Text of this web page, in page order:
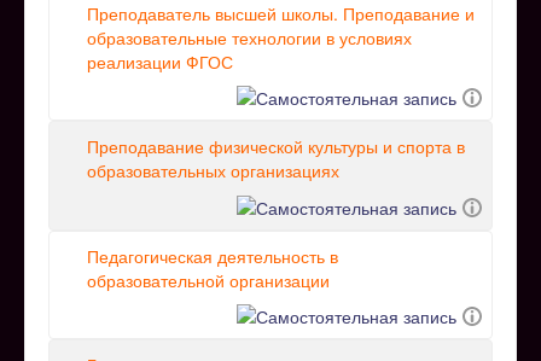
Преподаватель высшей школы. Преподавание и
образовательные технологии в условиях
реализации ФГОС
Преподавание физической культуры и спорта в
образовательных организациях
Педагогическая деятельность в
образовательной организации